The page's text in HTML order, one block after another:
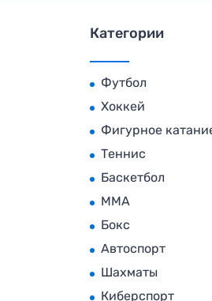
Категории
Футбол
Хоккей
Фигурное
Теннис
Баскетбол
MMA
Бокс
Автоспорт
Шахматы
Киберспорт